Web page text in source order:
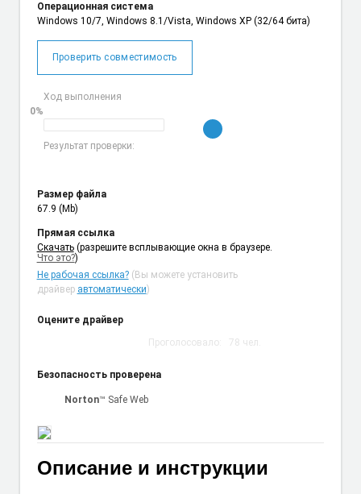
Операционная система
Windows 10/7, Windows 8.1/Vista, Windows XP (32/64 бита)
Проверить совместимость
Ход выполнения
0%
Результат проверки:
Размер файла
67.9 (Mb)
Прямая ссылка
Cкачать (разрешите всплывающие окна в браузере.
Что это?)
Не рабочая ссылка?(Вы можете установить
драйвер автоматически)
Оцените драйвер
Проголосовало: 78 чел.
Безопасность проверена
Norton™ Safe Web
Описание и инструкции